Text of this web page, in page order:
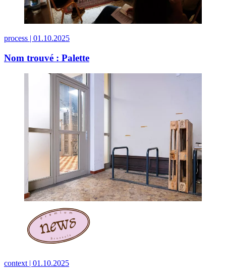
process | 01.10.2025
Nom trouvé : Palette
context | 01.10.2025